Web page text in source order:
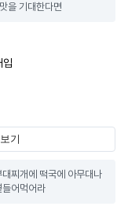
을 기대한다면
기
찌개에 떡국에 아무대나
어먹어라